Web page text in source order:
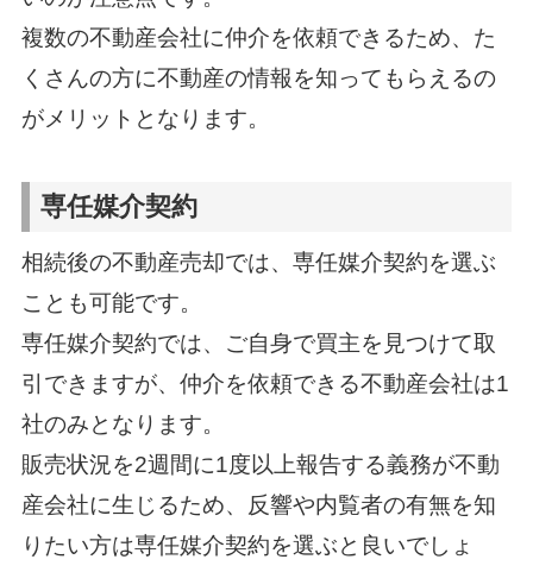
複数の不動産会社に仲介を依頼できるため、た
くさんの方に不動産の情報を知ってもらえるの
がメリットとなります。
専任媒介契約
相続後の不動産売却では、専任媒介契約を選ぶ
ことも可能です。
専任媒介契約では、ご自身で買主を見つけて取
引できますが、仲介を依頼できる不動産会社は1
社のみとなります。
販売状況を2週間に1度以上報告する義務が不動
産会社に生じるため、反響や内覧者の有無を知
りたい方は専任媒介契約を選ぶと良いでしょ